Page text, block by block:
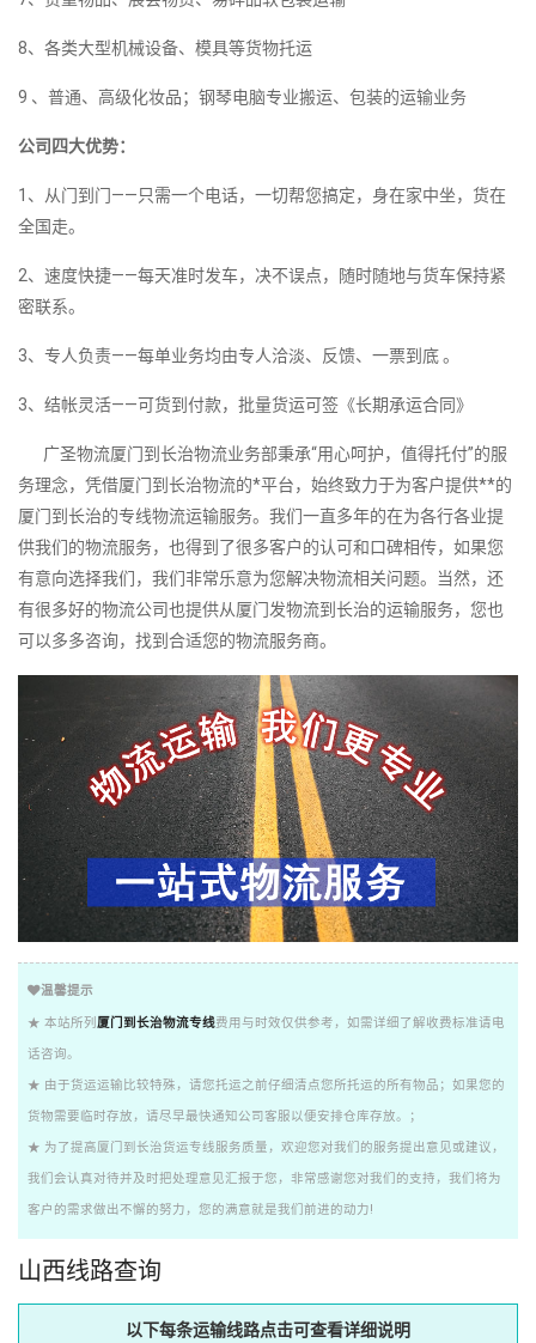
8、各类大型机械设备、模具等货物托运
9 、普通、高级化妆品；钢琴电脑专业搬运、包装的运输业务
公司四大优势：
1、从门到门——只需一个电话，一切帮您搞定，身在家中坐，货在
全国走。
2、速度快捷——每天准时发车，决不误点，随时随地与货车保持紧
密联系。
3、专人负责——每单业务均由专人洽淡、反馈、一票到底 。
3、结帐灵活——可货到付款，批量货运可签《长期承运合同》
广圣物流厦门到长治物流业务部秉承“用心呵护，值得托付”的服
务理念，凭借厦门到长治物流的*平台，始终致力于为客户提供**的
厦门到长治的专线物流运输服务。我们一直多年的在为各行各业提
供我们的物流服务，也得到了很多客户的认可和口碑相传，如果您
有意向选择我们，我们非常乐意为您解决物流相关问题。当然，还
有很多好的物流公司也提供从厦门发物流到长治的运输服务，您也
可以多多咨询，找到合适您的物流服务商。
温馨提示
★ 本站所列 厦门到长治物流专线费用与时效仅供参考，如需详细了解收费标准请电
话咨询。
★ 由于货运运输比较特殊，请您托运之前仔细清点您所托运的所有物品；如果您的
货物需要临时存放，请尽早最快通知公司客服以便安排仓库存放。；
★ 为了提高厦门到长治货运专线服务质量，欢迎您对我们的服务提出意见或建议，
我们会认真对待并及时把处理意见汇报于您，非常感谢您对我们的支持，我们将为
客户的需求做出不懈的努力，您的满意就是我们前进的动力!
山西线路查询
以下每条运输线路点击可查看详细说明